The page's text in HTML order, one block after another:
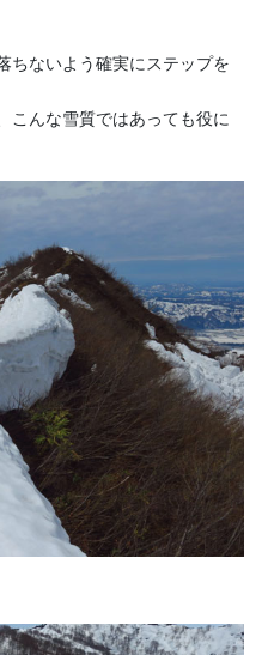
ちないよう確実にステップを
こんな雪質ではあっても役に